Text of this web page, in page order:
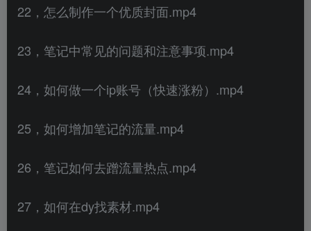
22，怎么制作一个优质封面.mp4
23，笔记中常见的问题和注意事项.mp4
24，如何做一个ip账号（快速涨粉）.mp4
25，如何增加笔记的流量.mp4
26，笔记如何去蹭流量热点.mp4
27，如何在dy找素材.mp4